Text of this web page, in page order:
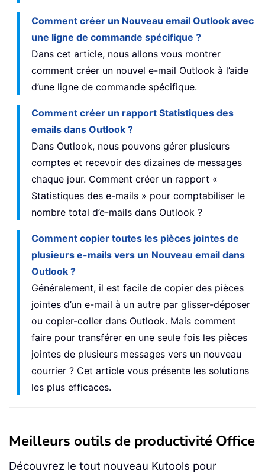
Comment créer un Nouveau email Outlook avec
une ligne de commande spécifique ?
Dans cet article, nous allons vous montrer
comment créer un nouvel e-mail Outlook à l’aide
d’une ligne de commande spécifique.
Comment créer un rapport Statistiques des
emails dans Outlook ?
Dans Outlook, nous pouvons gérer plusieurs
comptes et recevoir des dizaines de messages
chaque jour. Comment créer un rapport «
Statistiques des e-mails » pour comptabiliser le
nombre total d’e-mails dans Outlook ?
Comment copier toutes les pièces jointes de
plusieurs e-mails vers un Nouveau email dans
Outlook ?
Généralement, il est facile de copier des pièces
jointes d’un e-mail à un autre par glisser-déposer
ou copier-coller dans Outlook. Mais comment
faire pour transférer en une seule fois les pièces
jointes de plusieurs messages vers un nouveau
courrier ? Cet article vous présente les solutions
les plus efficaces.
Meilleurs outils de productivité Office
Découvrez le tout nouveau Kutools pour